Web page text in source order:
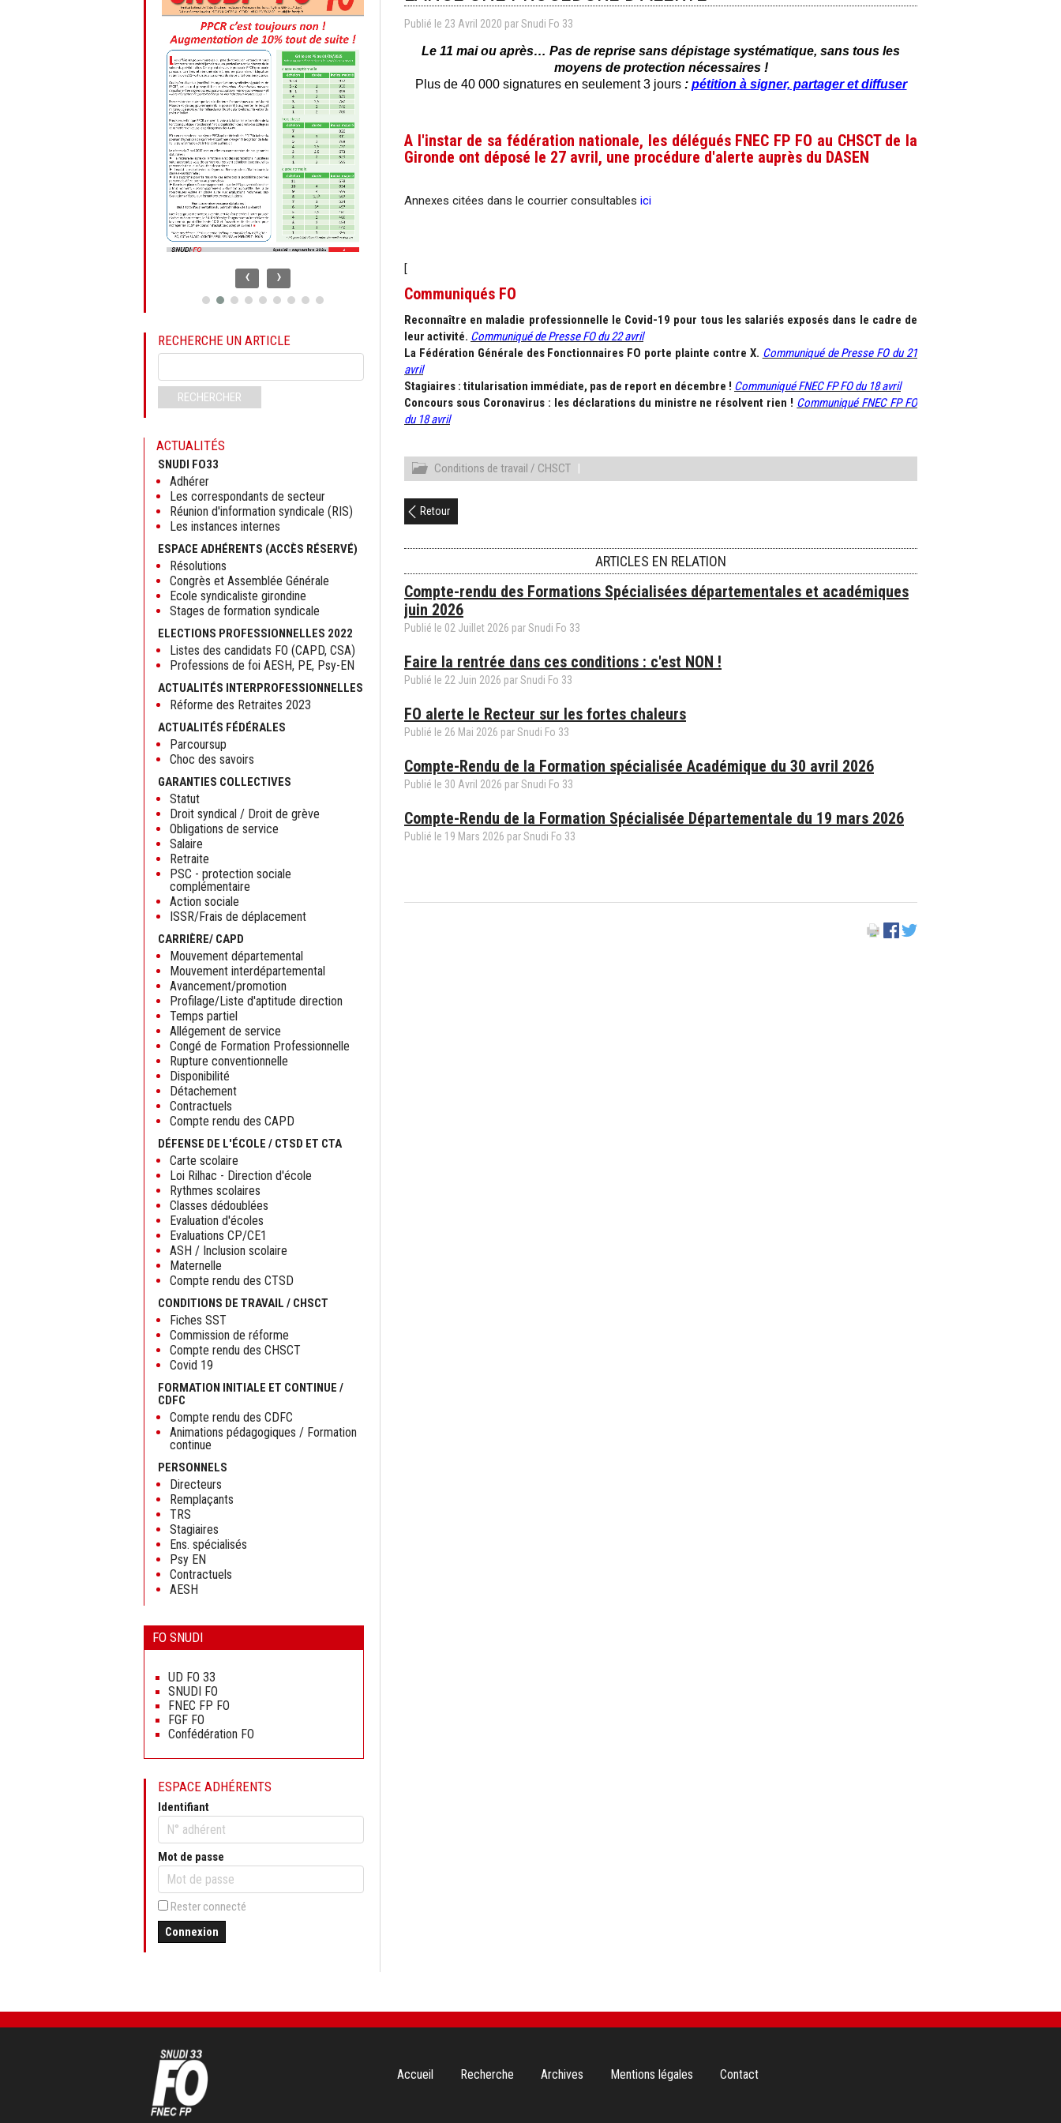
Publié le 23 Avril 2020 parSnudi Fo 33
Le 11 mai ou après… Pas de reprise sans dépistage systématique, sans tous les
moyens de protection nécessaires !
Plus de 40 000 signatures en seulement 3 jours : pétition à signer, partager et diffuser
A l'instar de sa fédération nationale, les délégués FNEC FP FO au CHSCT de la
Gironde ont déposé le 27 avril, une procédure d'alerte auprès du DASEN
Annexes citées dans le courrier consultables ici
[
Communiqués FO
Reconnaître en maladie professionnelle le Covid-19 pour tous les salariés exposés dans le cadre de
leur activité. Communiqué de Presse FO du 22 avril
La Fédération Générale des Fonctionnaires FO porte plainte contre X. Communiqué de Presse FO du 21
avril
Stagiaires : titularisation immédiate, pas de report en décembre ! Communiqué FNEC FP FO du 18 avril
Concours sous Coronavirus : les déclarations du ministre ne résolvent rien ! Communiqué FNEC FP FO
du 18 avril
Conditions de travail / CHSCT |
Retour
ARTICLES EN RELATION
Compte-rendu des Formations Spécialisées départementales et académiques
juin 2026
Publié le 02 Juillet 2026 parSnudi Fo 33
Faire la rentrée dans ces conditions : c'est NON !
Publié le 22 Juin 2026 parSnudi Fo 33
FO alerte le Recteur sur les fortes chaleurs
Publié le 26 Mai 2026 parSnudi Fo 33
Compte-Rendu de la Formation spécialisée Académique du 30 avril 2026
Publié le 30 Avril 2026 parSnudi Fo 33
Compte-Rendu de la Formation Spécialisée Départementale du 19 mars 2026
Publié le 19 Mars 2026 parSnudi Fo 33
‹ ›
RECHERCHE UN ARTICLE
clés
RECHERCHER
ACTUALITÉS
SNUDI FO33
Adhérer
Les correspondants de secteur
Réunion d'information syndicale (RIS)
Les instances internes
ESPACE ADHÉRENTS (ACCÈS RÉSERVÉ)
Résolutions
Congrès et Assemblée Générale
Ecole syndicaliste girondine
Stages de formation syndicale
ELECTIONS PROFESSIONNELLES 2022
Listes des candidats FO (CAPD, CSA)
Professions de foi AESH, PE, Psy-EN
ACTUALITÉS INTERPROFESSIONNELLES
Réforme des Retraites 2023
ACTUALITÉS FÉDÉRALES
Parcoursup
Choc des savoirs
GARANTIES COLLECTIVES
Statut
Droit syndical / Droit de grève
Obligations de service
Salaire
Retraite
PSC - protection sociale
complémentaire
Action sociale
ISSR/Frais de déplacement
CARRIÈRE/ CAPD
Mouvement départemental
Mouvement interdépartemental
Avancement/promotion
Profilage/Liste d'aptitude direction
Temps partiel
Allégement de service
Congé de Formation Professionnelle
Rupture conventionnelle
Disponibilité
Détachement
Contractuels
Compte rendu des CAPD
DÉFENSE DE L'ÉCOLE / CTSD ET CTA
Carte scolaire
Loi Rilhac - Direction d'école
Rythmes scolaires
Classes dédoublées
Evaluation d'écoles
Evaluations CP/CE1
ASH / Inclusion scolaire
Maternelle
Compte rendu des CTSD
CONDITIONS DE TRAVAIL / CHSCT
Fiches SST
Commission de réforme
Compte rendu des CHSCT
Covid 19
FORMATION INITIALE ET CONTINUE /
CDFC
Compte rendu des CDFC
Animations pédagogiques / Formation
continue
PERSONNELS
Directeurs
Remplaçants
TRS
Stagiaires
Ens. spécialisés
Psy EN
Contractuels
AESH
FO SNUDI
contenu
UD FO 33
SNUDI FO
FNEC FP FO
FGF FO
Confédération FO
ESPACE ADHÉRENTS
Identifiant
Mot de passe
Rester connecté
Connexion
Aller
Accueil Recherche Archives Mentions légales Contact